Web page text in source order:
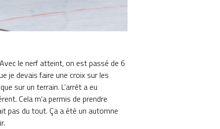
le nerf atteint, on est passé de 6
je devais faire une croix sur les
sur un terrain. L’arrêt a eu
Cela m’a permis de prendre
pas du tout. Ça a été un automne